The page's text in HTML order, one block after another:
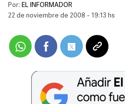
Por: EL INFORMADOR
22 de noviembre de 2008 - 19:13 hs